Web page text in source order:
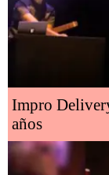
Impro
años